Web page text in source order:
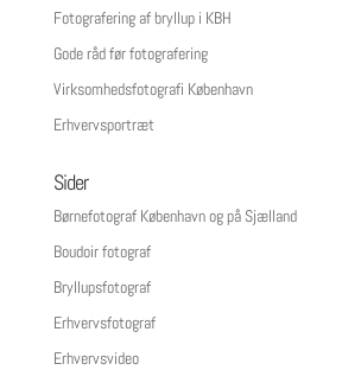
Fotografering af bryllup i KBH
Gode råd før fotografering
Virksomhedsfotografi København
Erhvervsportræt
Sider
Børnefotograf København og på Sjælland
Boudoir fotograf
Bryllupsfotograf
Erhvervsfotograf
Erhvervsvideo